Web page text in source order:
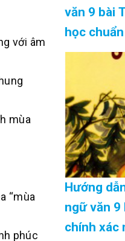
với âm
mùa
“mùa
phúc
văn 9 bài
học
Cập Nhật
Hướng
ngữ văn 9
chính xác